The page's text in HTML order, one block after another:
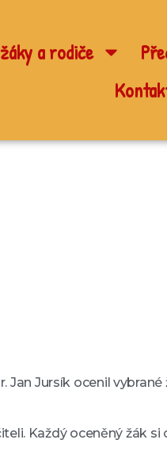
a rodiče
Jursík ocenil
Každý oceněný žák